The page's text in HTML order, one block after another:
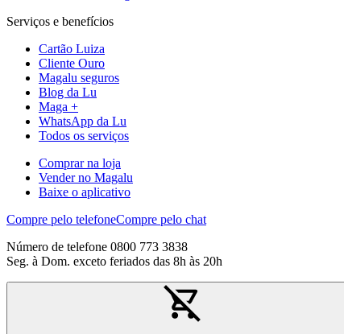
Serviços e benefícios
Cartão Luiza
Cliente Ouro
Magalu seguros
Blog da Lu
Maga +
WhatsApp da Lu
Todos os serviços
Comprar na loja
Vender no Magalu
Baixe o aplicativo
Compre pelo telefoneCompre pelo chat
Número de telefone 0800 773 3838
Seg. à Dom. exceto feriados das 8h às 20h